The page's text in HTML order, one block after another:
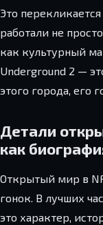
Это
работали не
как культурный
Underground 2 —
этого города, его
Детали
как
Открытый мир в
гонок. В лучших
это характер,